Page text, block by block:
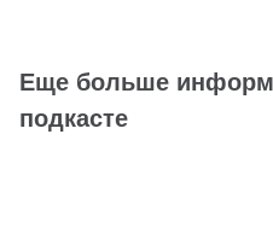
Еще больше
подкасте